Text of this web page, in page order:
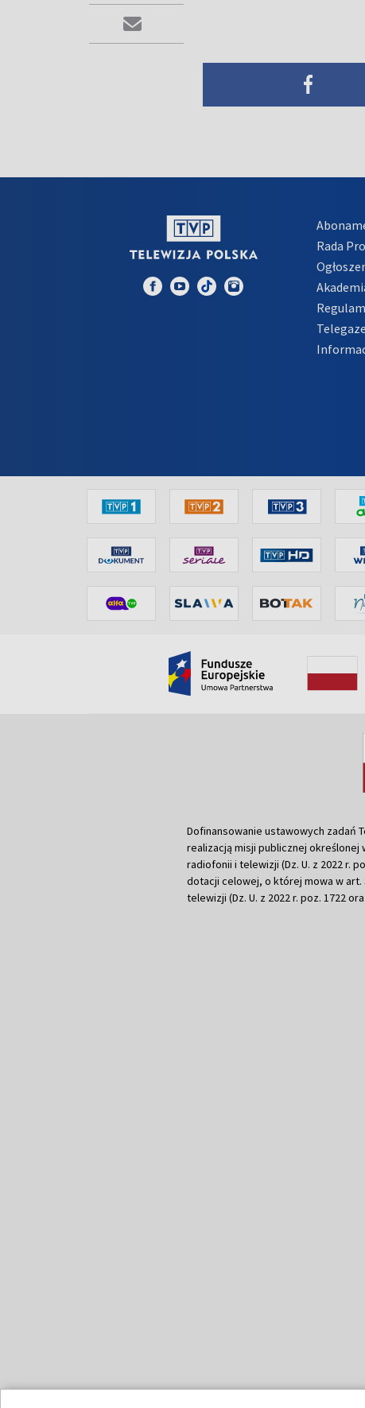
Rada
Dofinansowanie ustawowych zadań
realizacją misji publicznej określonej
radiofonii i telewizji (Dz. U. z 2022 r.
dotacji celowej, o której mowa w art.
telewizji (Dz. U. z 2022 r. poz. 1722